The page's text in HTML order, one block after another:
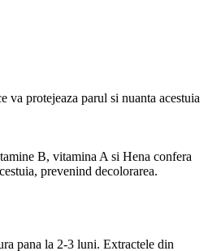
protejeaza parul si nuanta acestuia
B, vitamina A si Hena confera
prevenind decolorarea.
pana la 2-3 luni. Extractele din